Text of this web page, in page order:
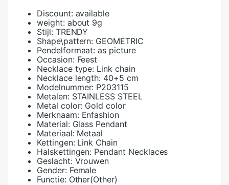
Discount: available
weight: about 9g
Stijl: TRENDY
Shape\pattern: GEOMETRIC
Pendelformaat: as picture
Occasion: Feest
Necklace type: Link chain
Necklace length: 40+5 cm
Modelnummer: P203115
Metalen: STAINLESS STEEL
Metal color: Gold color
Merknaam: Enfashion
Material: Glass Pendant
Materiaal: Metaal
Kettingen: Link Chain
Halskettingen: Pendant Necklaces
Geslacht: Vrouwen
Gender: Female
Functie: Other(Other)